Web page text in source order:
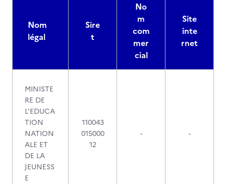
Nom
légal
Sire
t
No
m
com
mer
cial
Site
inte
rnet
MINISTE
RE DE
L'EDUCA
TION
NATION
ALE ET
DE LA
JEUNESS
E
110043
015000
12
- -